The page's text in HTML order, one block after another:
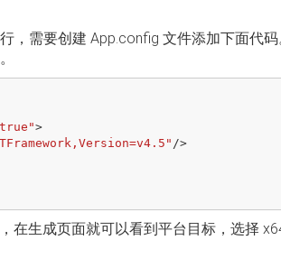
，需要创建 App.config 文件添加下面代
>
/>
在生成页面就可以看到平台目标，选择